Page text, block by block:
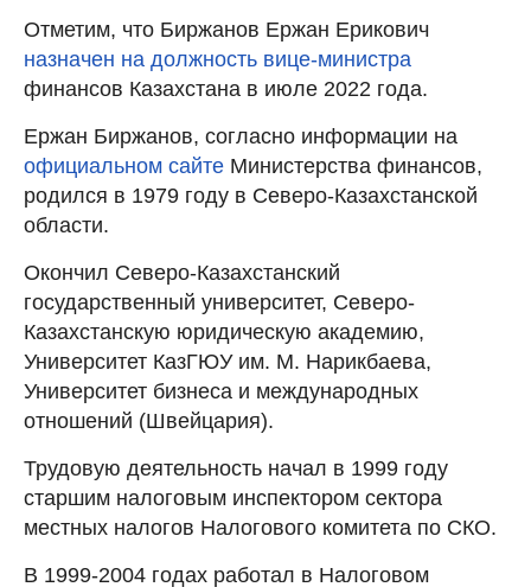
Отметим, что Биржанов Ержан Ерикович
назначен на должность вице-министра
финансов Казахстана в июле 2022 года.
Ержан Биржанов, согласно информации на
официальном сайте Министерства финансов,
родился в 1979 году в Северо-Казахстанской
области.
Окончил Северо-Казахстанский
государственный университет, Северо-
Казахстанскую юридическую академию,
Университет КазГЮУ им. М. Нарикбаева,
Университет бизнеса и международных
отношений (Швейцария).
Трудовую деятельность начал в 1999 году
старшим налоговым инспектором сектора
местных налогов Налогового комитета по СКО.
В 1999-2004 годах работал в Налоговом